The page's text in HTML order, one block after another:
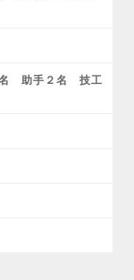
助手２名 技工